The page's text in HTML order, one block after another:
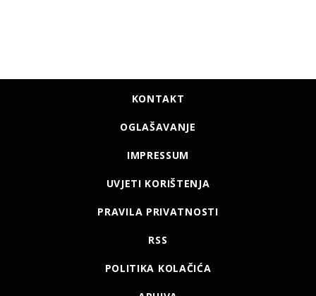
KONTAKT
OGLAŠAVANJE
IMPRESSUM
UVJETI KORIŠTENJA
PRAVILA PRIVATNOSTI
RSS
POLITIKA KOLAČIĆA